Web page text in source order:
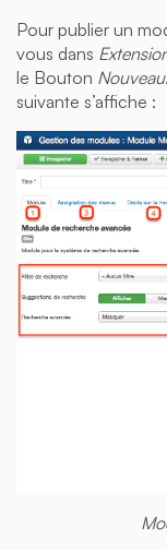
Pour publier un
vous dans
le Bouton Nouveau
suivante s’affiche :